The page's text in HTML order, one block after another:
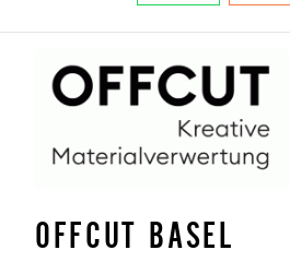
OFFCUT BASEL